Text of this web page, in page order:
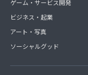
ゲーム・サービス開発
ビジネス・起業
アート・写真
ソーシャルグッド